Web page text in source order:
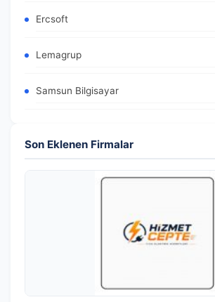
Ercsoft
Lemagrup
Samsun Bilgisayar
Son Eklenen Firmalar